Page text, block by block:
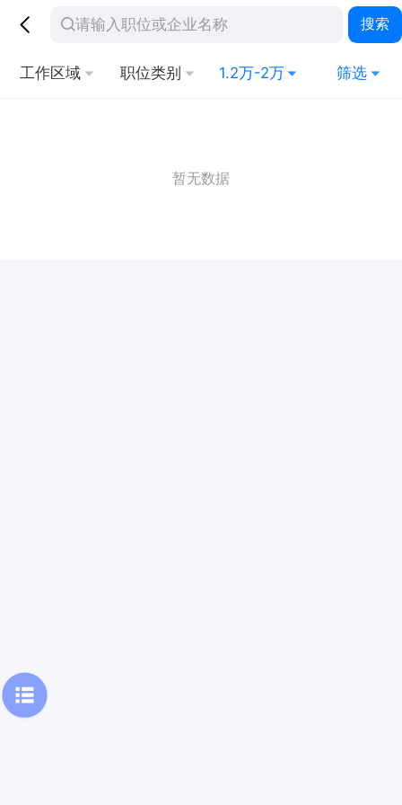
搜索
工作区域 职位类别 1.2万-2万 筛选
暂无数据